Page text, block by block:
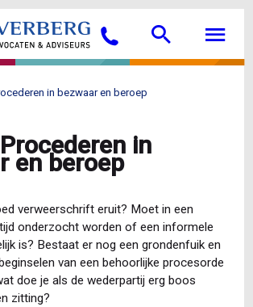
Bellen Search
in bezwaar en beroep
in
en beroep
verweerschrift eruit? Moet in een
onderzocht worden of een informele
is? Bestaat er nog een grondenfuik en
van een behoorlijke procesorde
doe je als de wederpartij erg boos
zitting?